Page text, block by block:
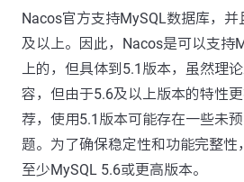
Nacos官方支持MySQL数据库，
及以上。因此，Nacos是可以支持
上的，但具体到5.1版本，虽然理
容，但由于5.6及以上版本的特性
荐，使用5.1版本可能存在一些未
题。为了确保稳定性和功能完整性
至少MySQL 5.6或更高版本。